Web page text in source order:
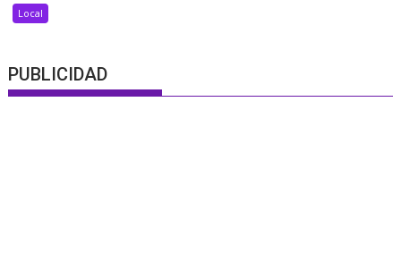
Local
PUBLICIDAD